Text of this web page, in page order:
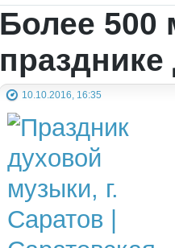
Более 500
10.10.2016, 16:35